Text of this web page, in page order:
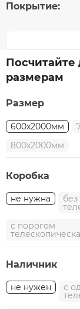
Покрытие:
размерам
Размер
600x2000мм
800x2000мм
Коробка
не нужна
с порогом
Наличник
не нужен с